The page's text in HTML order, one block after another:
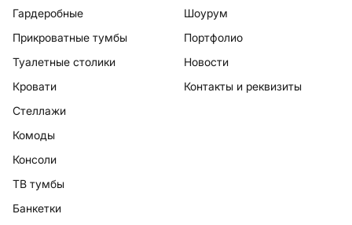
Гардеробные
Прикроватные тумбы
Туалетные столики
Кровати
Стеллажи
Комоды
Консоли
ТВ тумбы
Банкетки
Шоурум
Портфолио
Новости
Контакты и реквизиты